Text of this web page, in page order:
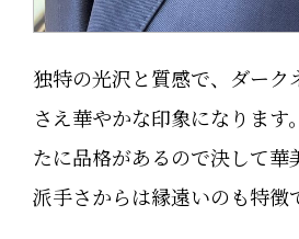
独特の光沢と質感で、ダーク
さえ華やかな印象になります
たに品格があるので決して華
派手さからは縁遠いのも特徴